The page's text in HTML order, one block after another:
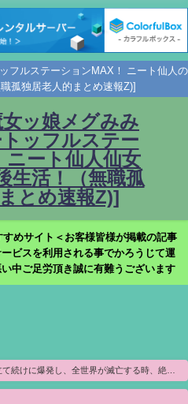
フルステーションMAX！ ニート仙人の
孤独居老人的まとめ速報Z)]
ッ娘メグみみ
ッフルステー
ニート仙人仙女
生活！（無職孤
とめ速報Z)]
すめサイト＜お客様皆様が掲載の記事
ビスを利用される事でかろうじて運
中ご足労頂き誠に有難うございます
続けに爆発し、全世界が滅亡する時、絶対